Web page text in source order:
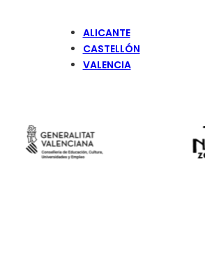
ALICANTE
CASTELLÓN
VALENCIA